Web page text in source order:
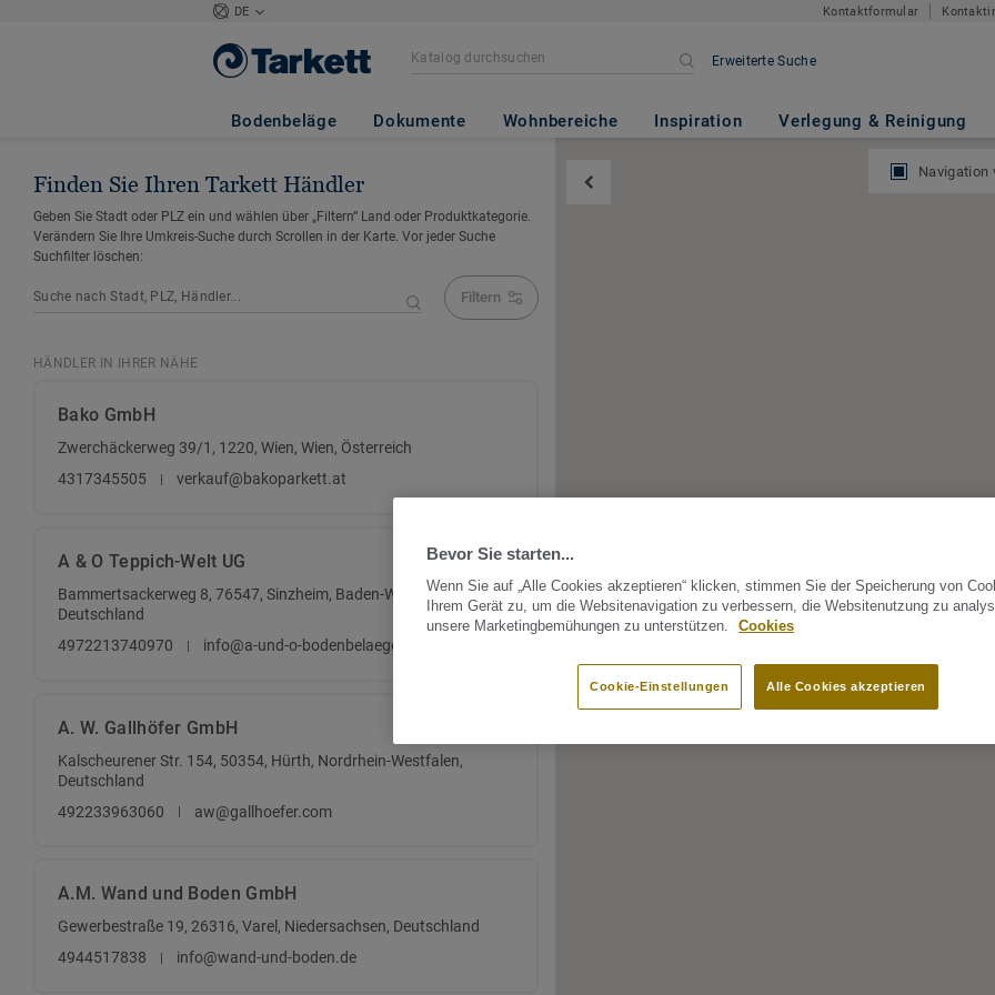
DE Kontaktformular
Erweiterte Suche
Bodenbeläge Dokumente Wohnbereiche Inspiration Verlegung & Reinigung
Finden Sie Ihren Tarkett Händler
Geben Sie Stadt oder PLZ ein und wählen über „Filtern“ Land oder Produktkategorie.
Verändern Sie Ihre Umkreis-Suche durch Scrollen in der Karte. Vor jeder Suche
Suchfilter löschen:
Filtern
HÄNDLER IN IHRER NÄHE
Bako GmbH
Zwerchäckerweg 39/1, 1220, Wien, Wien, Österreich
4317345505
verkauf@bakoparkett.at
A & O Teppich-Welt UG
Bammertsackerweg 8, 76547, Sinzheim, Baden-Württemberg,
Deutschland
4972213740970
info@a-und-o-bodenbelaege.de
A. W. Gallhöfer GmbH
Kalscheurener Str. 154, 50354, Hürth, Nordrhein-Westfalen,
Deutschland
492233963060
aw@gallhoefer.com
A.M. Wand und Boden GmbH
Gewerbestraße 19, 26316, Varel, Niedersachsen, Deutschland
4944517838
info@wand-und-boden.de
Navigation
Bevor Sie starten...
Wenn Sie auf „Alle Cookies akzeptieren“ klicken, stimmen Sie der Speicherung von
Ihrem Gerät zu, um die Websitenavigation zu verbessern, die Websitenutzung zu
unsere Marketingbemühungen zu unterstützen.
Cookies
Alle Cookies akzeptieren
Cookie-Einstellungen